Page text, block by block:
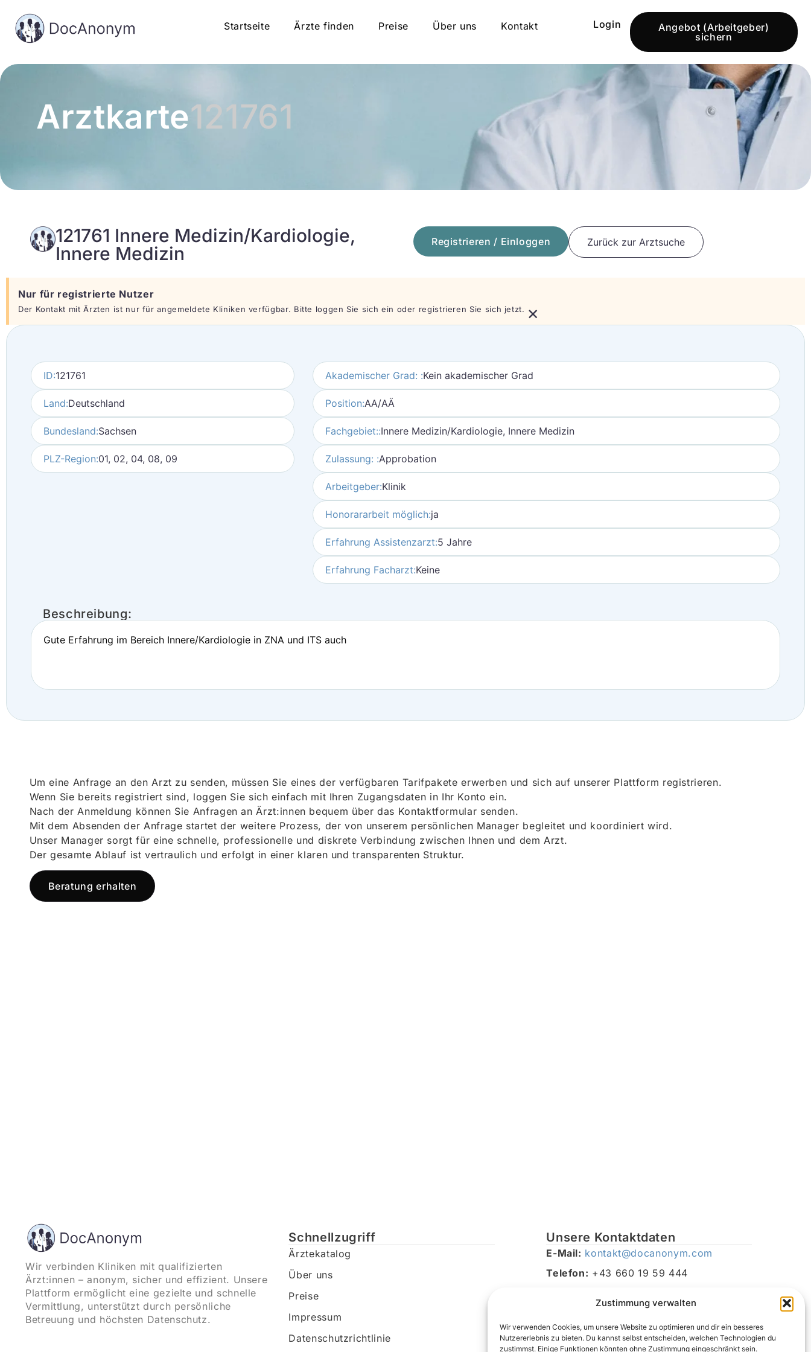
Zustimmung verwalten
Wir verwenden Cookies, um unsere Website zu optimieren und dir ein besseres
Nutzererlebnis zu bieten. Du kannst selbst entscheiden, welchen Technologien du
zustimmst. Einige Funktionen könnten ohne Zustimmung eingeschränkt sein.
Startseite Ärzte finden Preise Über uns Kontakt Login
Angebot (Arbeitgeber)
sichern
Arztkarte121761
121761 Innere Medizin/Kardiologie,
Innere Medizin
Registrieren / Einloggen Zurück zur Arztsuche
Nur für registrierte Nutzer
Der Kontakt mit Ärzten ist nur für angemeldete Kliniken verfügbar. Bitte loggen Sie sich ein oder registrieren Sie sich jetzt. ×
ID:121761
Land:Deutschland
Bundesland:Sachsen
PLZ-Region:01, 02, 04, 08, 09
Akademischer Grad: :Kein akademischer Grad
Position:AA/AÄ
Fachgebiet::Innere Medizin/Kardiologie, Innere Medizin
Zulassung: :Approbation
Arbeitgeber:Klinik
Honorararbeit möglich:ja
Erfahrung Assistenzarzt:5 Jahre
Erfahrung Facharzt:Keine
Beschreibung:
Gute Erfahrung im Bereich Innere/Kardiologie in ZNA und ITS auch
Um eine Anfrage an den Arzt zu senden, müssen Sie eines der verfügbaren Tarifpakete erwerben und sich auf unserer Plattform registrieren.
Wenn Sie bereits registriert sind, loggen Sie sich einfach mit Ihren Zugangsdaten in Ihr Konto ein.
Nach der Anmeldung können Sie Anfragen an Ärzt:innen bequem über das Kontaktformular senden.
Mit dem Absenden der Anfrage startet der weitere Prozess, der von unserem persönlichen Manager begleitet und koordiniert wird.
Unser Manager sorgt für eine schnelle, professionelle und diskrete Verbindung zwischen Ihnen und dem Arzt.
Der gesamte Ablauf ist vertraulich und erfolgt in einer klaren und transparenten Struktur.
Beratung erhalten
Wir verbinden Kliniken mit qualifizierten
Ärzt:innen – anonym, sicher und effizient. Unsere
Plattform ermöglicht eine gezielte und schnelle
Vermittlung, unterstützt durch persönliche
Betreuung und höchsten Datenschutz.
Schnellzugriff
Ärztekatalog
Über uns
Preise
Impressum
Datenschutzrichtlinie
Unsere Kontaktdaten
E-Mail: kontakt@docanonym.com
Telefon: +43 660 19 59 444
Traunsee, Österreich